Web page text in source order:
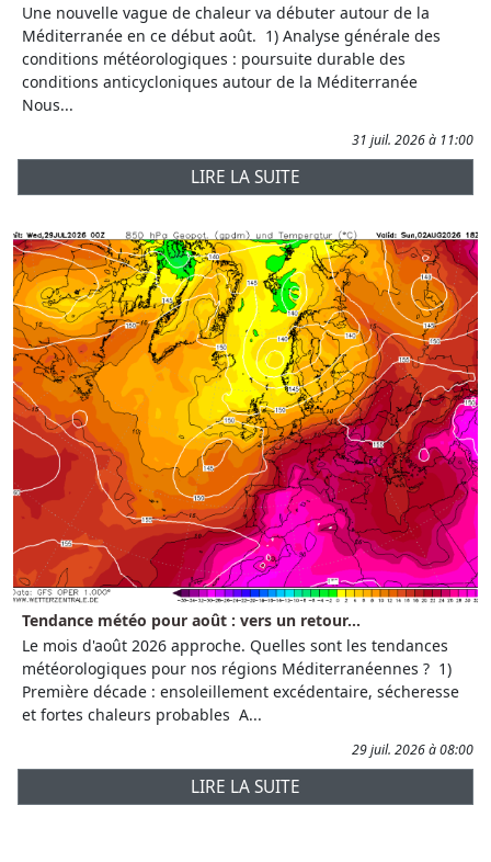
Une nouvelle vague de chaleur va débuter autour de la
Méditerranée en ce début août. 1) Analyse générale des
conditions météorologiques : poursuite durable des
conditions anticycloniques autour de la Méditerranée
Nous...
31 juil. 2026 à 11:00
LIRE LA SUITE
Tendance météo pour août : vers un retour...
Le mois d'août 2026 approche. Quelles sont les tendances
météorologiques pour nos régions Méditerranéennes ? 1)
Première décade : ensoleillement excédentaire, sécheresse
et fortes chaleurs probables A...
29 juil. 2026 à 08:00
LIRE LA SUITE